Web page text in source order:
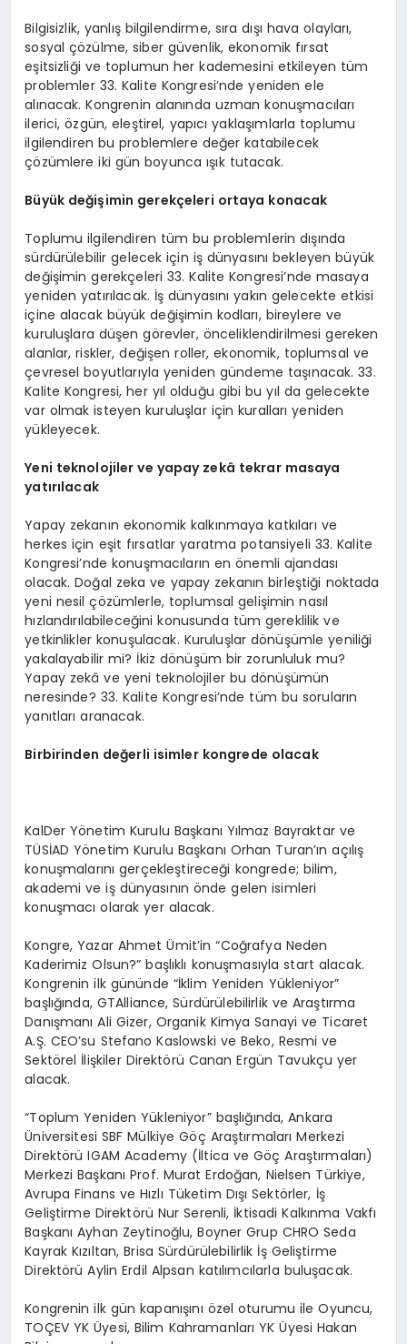
Bilgisizlik, yanlış bilgilendirme, sıra dışı hava olayları,
sosyal çözülme, siber güvenlik, ekonomik fırsat
eşitsizliği ve toplumun her kademesini etkileyen tüm
problemler 33. Kalite Kongresi’nde yeniden ele
alınacak. Kongrenin alanında uzman konuşmacıları
ilerici, özgün, eleştirel, yapıcı yaklaşımlarla toplumu
ilgilendiren bu problemlere değer katabilecek
çözümlere iki gün boyunca ışık tutacak.
Büyük değişimin gerekçeleri ortaya konacak
Toplumu ilgilendiren tüm bu problemlerin dışında
sürdürülebilir gelecek için iş dünyasını bekleyen büyük
değişimin gerekçeleri 33. Kalite Kongresi’nde masaya
yeniden yatırılacak. İş dünyasını yakın gelecekte etkisi
içine alacak büyük değişimin kodları, bireylere ve
kuruluşlara düşen görevler, önceliklendirilmesi gereken
alanlar, riskler, değişen roller, ekonomik, toplumsal ve
çevresel boyutlarıyla yeniden gündeme taşınacak. 33.
Kalite Kongresi, her yıl olduğu gibi bu yıl da gelecekte
var olmak isteyen kuruluşlar için kuralları yeniden
yükleyecek.
Yeni teknolojiler ve yapay zekâ tekrar masaya
yatırılacak
Yapay zekanın ekonomik kalkınmaya katkıları ve
herkes için eşit fırsatlar yaratma potansiyeli 33. Kalite
Kongresi’nde konuşmacıların en önemli ajandası
olacak. Doğal zeka ve yapay zekanın birleştiği noktada
yeni nesil çözümlerle, toplumsal gelişimin nasıl
hızlandırılabileceğini konusunda tüm gereklilik ve
yetkinlikler konuşulacak. Kuruluşlar dönüşümle yeniliği
yakalayabilir mi? İkiz dönüşüm bir zorunluluk mu?
Yapay zekâ ve yeni teknolojiler bu dönüşümün
neresinde? 33. Kalite Kongresi’nde tüm bu soruların
yanıtları aranacak.
Birbirinden değerli isimler kongrede olacak
KalDer Yönetim Kurulu Başkanı Yılmaz Bayraktar ve
TÜSİAD Yönetim Kurulu Başkanı Orhan Turan’ın açılış
konuşmalarını gerçekleştireceği kongrede; bilim,
akademi ve iş dünyasının önde gelen isimleri
konuşmacı olarak yer alacak.
Kongre, Yazar Ahmet Ümit’in “Coğrafya Neden
Kaderimiz Olsun?” başlıklı konuşmasıyla start alacak.
Kongrenin ilk gününde “İklim Yeniden Yükleniyor”
başlığında, GTAlliance, Sürdürülebilirlik ve Araştırma
Danışmanı Ali Gizer, Organik Kimya Sanayi ve Ticaret
A.Ş. CEO’su Stefano Kaslowski ve Beko, Resmi ve
Sektörel İlişkiler Direktörü Canan Ergün Tavukçu yer
alacak.
“Toplum Yeniden Yükleniyor” başlığında, Ankara
Üniversitesi SBF Mülkiye Göç Araştırmaları Merkezi
Direktörü IGAM Academy (İltica ve Göç Araştırmaları)
Merkezi Başkanı Prof. Murat Erdoğan, Nielsen Türkiye,
Avrupa Finans ve Hızlı Tüketim Dışı Sektörler, İş
Geliştirme Direktörü Nur Serenli, İktisadi Kalkınma Vakfı
Başkanı Ayhan Zeytinoğlu, Boyner Grup CHRO Seda
Kayrak Kızıltan, Brisa Sürdürülebilirlik İş Geliştirme
Direktörü Aylin Erdil Alpsan katılımcılarla buluşacak.
Kongrenin ilk gün kapanışını özel oturumu ile Oyuncu,
TOÇEV YK Üyesi, Bilim Kahramanları YK Üyesi Hakan